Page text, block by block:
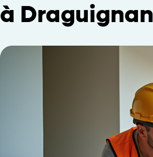
à Draguignan